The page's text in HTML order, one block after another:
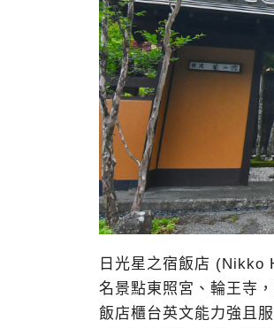
日光星之宿飯店 (Nikko
名景點東照宮、輪王寺
飯店櫃台英文能力強且